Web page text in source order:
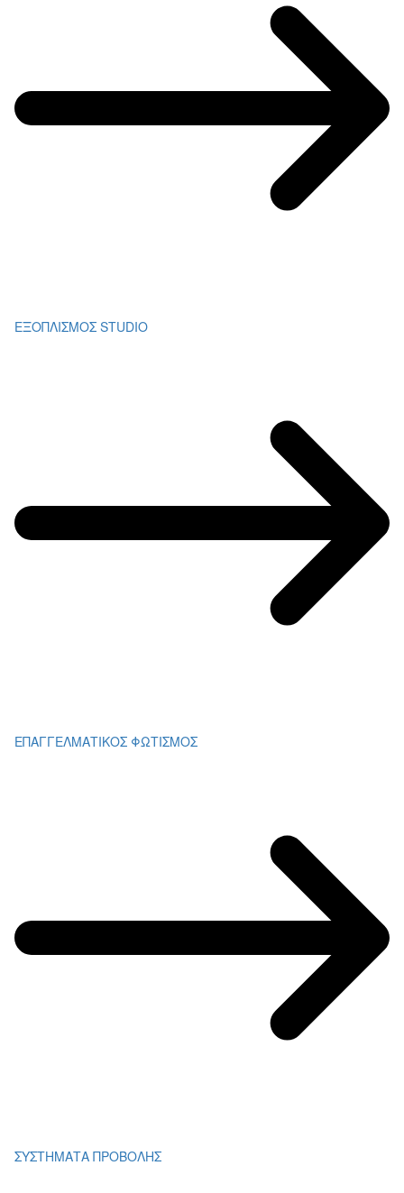
ΕΞΟΠΛΙΣΜΟΣ STUDIO
ΕΠΑΓΓΕΛΜΑΤΙΚΟΣ ΦΩΤΙΣΜΟΣ
ΣΥΣΤΗΜΑΤΑ ΠΡΟΒΟΛΗΣ